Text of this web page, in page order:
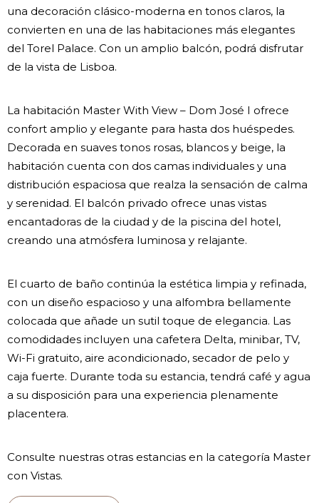
una decoración clásico-moderna en tonos claros, la
convierten en una de las habitaciones más elegantes
del Torel Palace. Con un amplio balcón, podrá disfrutar
de la vista de Lisboa.
La habitación Master With View – Dom José I ofrece
confort amplio y elegante para hasta dos huéspedes.
Decorada en suaves tonos rosas, blancos y beige, la
habitación cuenta con dos camas individuales y una
distribución espaciosa que realza la sensación de calma
y serenidad. El balcón privado ofrece unas vistas
encantadoras de la ciudad y de la piscina del hotel,
creando una atmósfera luminosa y relajante.
El cuarto de baño continúa la estética limpia y refinada,
con un diseño espacioso y una alfombra bellamente
colocada que añade un sutil toque de elegancia. Las
comodidades incluyen una cafetera Delta, minibar, TV,
Wi-Fi gratuito, aire acondicionado, secador de pelo y
caja fuerte. Durante toda su estancia, tendrá café y agua
a su disposición para una experiencia plenamente
placentera.
Consulte nuestras otras estancias en la categoría Master
con Vistas.